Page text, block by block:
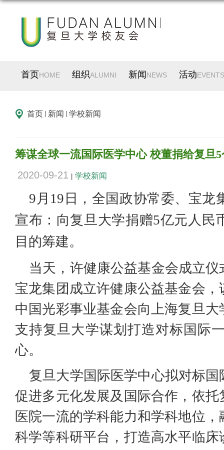
首页HOME 组织ALUMNI 新闻 NEWS 活动EVENTS
首页 新闻 学校新闻
筹谋全球一流国际医学中心 校董捐给复旦
2020-09-21 学校新闻
9月19日，全国政协常委、宝
宣布：向复旦大学捐赠5亿元人民
目的筹建。
当天，许健康公益基金会成立
宝龙集团成立许健康公益基金会
中国光彩事业基金会向上海复旦
支持复旦大学谋划打造对标国际
心。
复旦大学国际医学中心拟对标
促进多元化发展及国际合作，依
医院一流的学科能力和学科地位
科学等科研平台，打造高水平临